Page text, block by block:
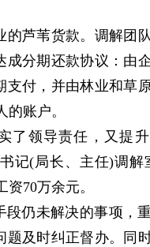
芦苇货款。调解团
分期还款协议：由
支付，并由林业和草
账户。
领导责任，又提
记(局长、主任)调解
70万余元。
仍未解决的事项，
题及时纠正督办。同